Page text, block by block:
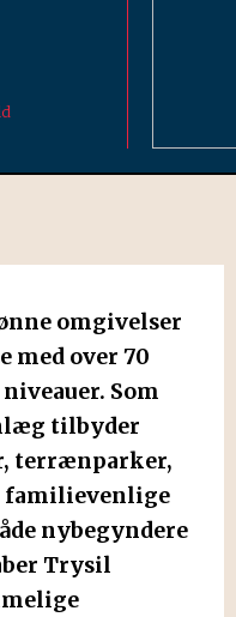
omgivelser
med over 70
Som
tilbyder
terrænparker,
familievenlige
nybegyndere
Trysil